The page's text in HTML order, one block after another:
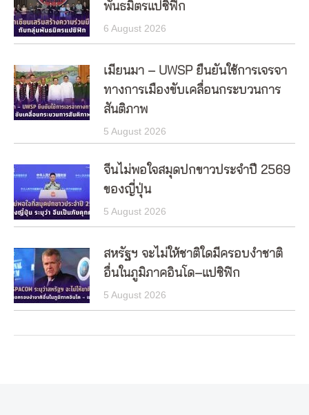
พันธมิตรแปซิฟิก
6 August 2026
เมียนมา – UWSP ยืนยันใช้การเจรจา
ทางการเมืองขับเคลื่อนกระบวนการ
สันติภาพ
5 August 2026
จีนไม่พอใจสมุดปกขาวประจำปี 2569
ของญี่ปุ่น
5 August 2026
สหรัฐฯ จะไม่ให้ชาติใดมีครอบงำชาติ
อื่นในภูมิภาคอินโด–แปซิฟิก
5 August 2026